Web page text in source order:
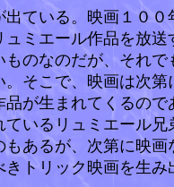
ている。映画１０
ミエール作品を放
のなのだが、それ
そこで、映画は次
が生まれてくるので
いるリュミエール兄
あるが、次第に映
トリック映画を生